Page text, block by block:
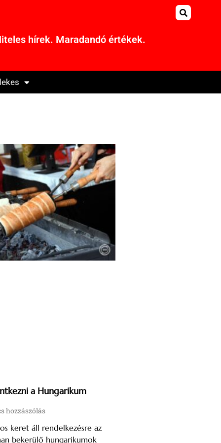
hírek. Maradandó értékek.
a Hungarikum
hozzászólás
keret áll rendelkezésre az
bekerülő hungarikumok